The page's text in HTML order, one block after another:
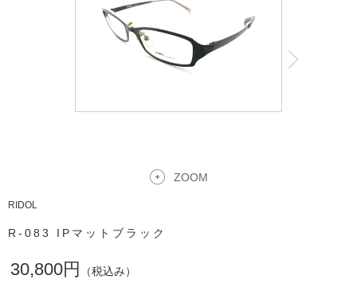
ZOOM
RIDOL
R-083 IPマットブラック
30,800円
（税込み）